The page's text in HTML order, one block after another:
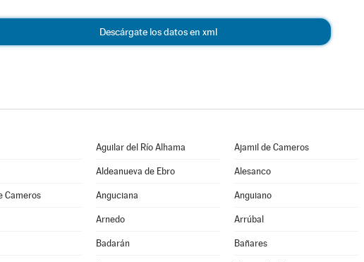
Descárgate los datos en xml
Aguilar del Río Alhama Ajamil de Cameros
Aldeanueva de Ebro Alesanco
Cameros Anguciana Anguiano
Arnedo Arrúbal
Badarán Bañares